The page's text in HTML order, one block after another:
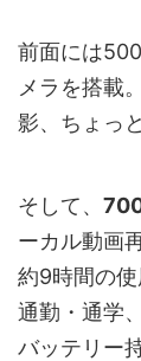
前面には
メラを搭載
影、ちょっ
そして、
ーカル動画
約9時間の使
通勤・通学
バッテリー